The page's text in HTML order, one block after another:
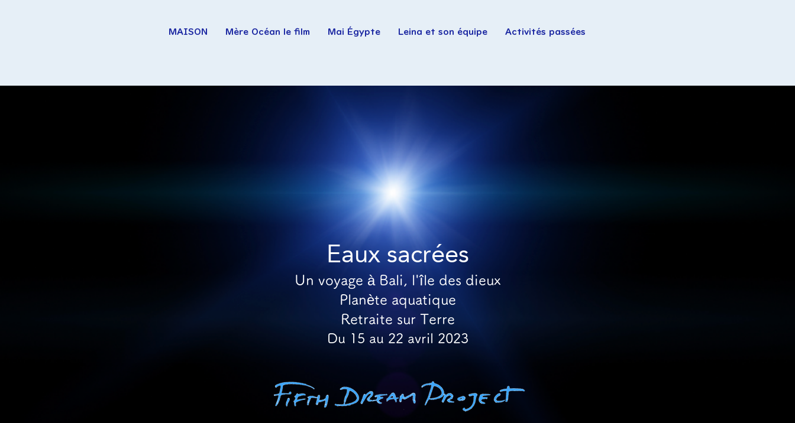
MAISON Mère Océan le film Mai Égypte Leina et son équipe Activités passées
Eaux sacrées
Un voyage à Bali, l'île des dieux
Planète aquatique
Retraite sur Terre
Du 15 au 22 avril 2023